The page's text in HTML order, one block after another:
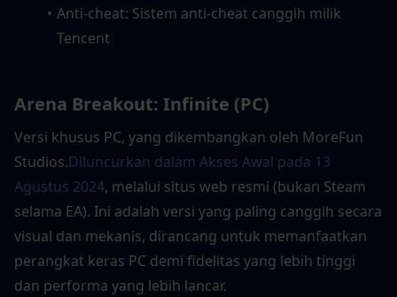
Anti-cheat: Sistem anti-cheat canggih milik
Tencent
Arena Breakout: Infinite (PC)
Versi khusus PC, yang dikembangkan oleh MoreFun
Studios.Diluncurkan dalam Akses Awal pada 13
Agustus 2024, melalui situs web resmi (bukan Steam
selama EA). Ini adalah versi yang paling canggih secara
visual dan mekanis, dirancang untuk memanfaatkan
perangkat keras PC demi fidelitas yang lebih tinggi
dan performa yang lebih lancar.